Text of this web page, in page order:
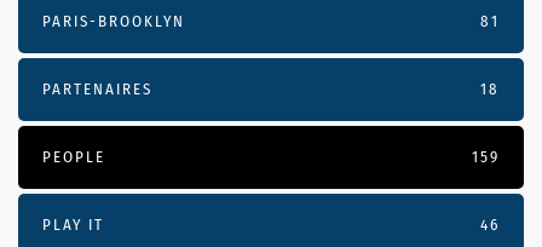
PARIS-BROOKLYN 81
PARTENAIRES 18
PEOPLE 159
PLAY IT 46